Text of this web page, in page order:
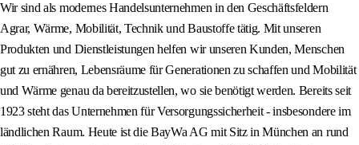
Wir sind als modernes Handelsunternehmen in den Geschäftsfeldern
Agrar, Wärme, Mobilität, Technik und Baustoffe tätig. Mit unseren
Produkten und Dienstleistungen helfen wir unseren Kunden, Menschen
gut zu ernähren, Lebensräume für Generationen zu schaffen und Mobilität
und Wärme genau da bereitzustellen, wo sie benötigt werden. Bereits seit
1923 steht das Unternehmen für Versorgungssicherheit - insbesondere im
ländlichen Raum. Heute ist die BayWa AG mit Sitz in München an rund